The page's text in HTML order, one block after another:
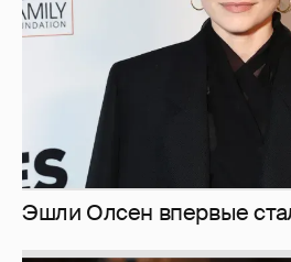
Эшли Олсен впервые